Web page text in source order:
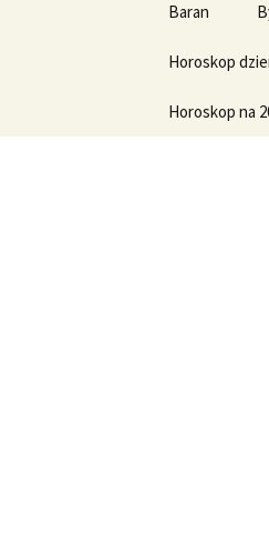
treści
Baran
Horoskop
Horoskop na